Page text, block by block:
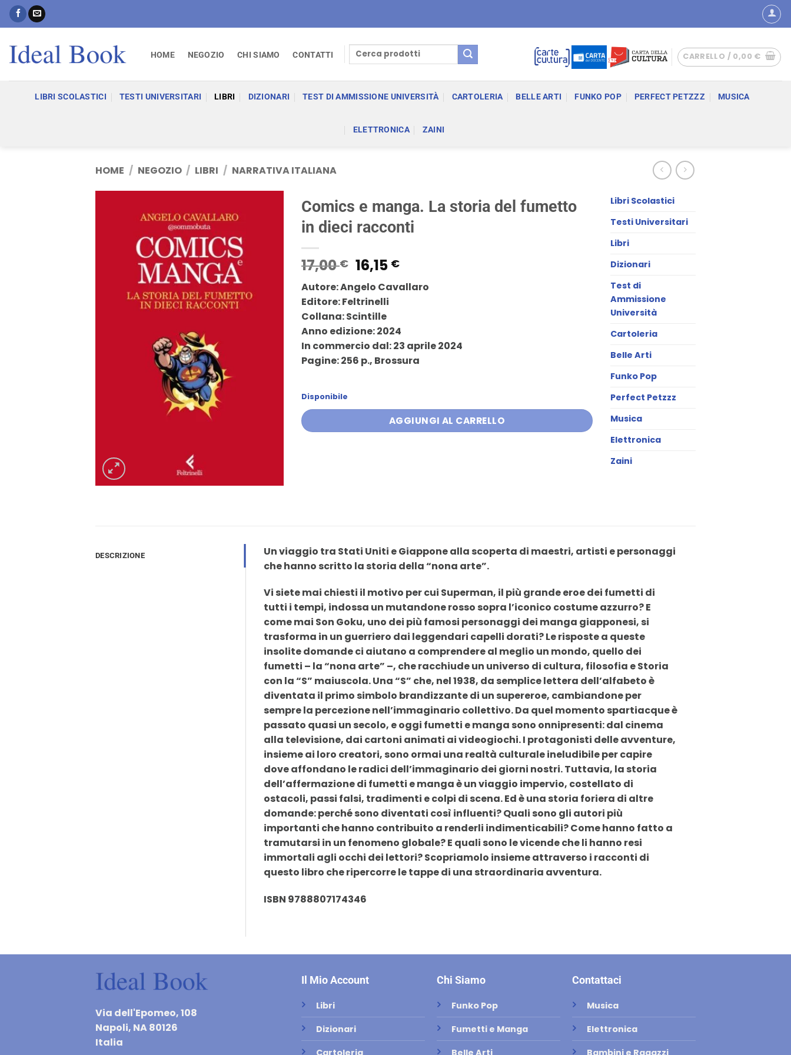
Salta
HOME NEGOZIO CHI SIAMO CONTATTI
Cerca:
CARRELLO / 0,00 €
LIBRI SCOLASTICI TESTI UNIVERSITARI LIBRI DIZIONARI TEST DI AMMISSIONE UNIVERSITÀ CARTOLERIA BELLE ARTI FUNKO POP PERFECT PETZZZ MUSICA
ELETTRONICA ZAINI
HOME / NEGOZIO / LIBRI / NARRATIVA ITALIANA
Comics e manga. La storia del fumetto
in dieci racconti
17,00€ Il
prezzo
originale
era:
17,00 €.
16,15 €Il
prezzo
attuale
Autore: Angelo Cavallaro
Editore: Feltrinelli
Collana: Scintille
Anno edizione: 2024
In commercio dal: 23 aprile 2024
Pagine: 256 p., Brossura
Disponibile
AGGIUNGI AL CARRELLO
Libri Scolastici
Testi Universitari
Libri
Dizionari
Test di
Ammissione
Università
Cartoleria
Belle Arti
Funko Pop
Perfect Petzzz
Musica
Elettronica
Zaini
DESCRIZIONE
Un viaggio tra Stati Uniti e Giappone alla scoperta di maestri, artisti e personaggi
che hanno scritto la storia della “nona arte”.
Vi siete mai chiesti il motivo per cui Superman, il più grande eroe dei fumetti di
tutti i tempi, indossa un mutandone rosso sopra l’iconico costume azzurro? E
come mai Son Goku, uno dei più famosi personaggi dei manga giapponesi, si
trasforma in un guerriero dai leggendari capelli dorati? Le risposte a queste
insolite domande ci aiutano a comprendere al meglio un mondo, quello dei
fumetti – la “nona arte” –, che racchiude un universo di cultura, filosofia e Storia
con la “S” maiuscola. Una “S” che, nel 1938, da semplice lettera dell’alfabeto è
diventata il primo simbolo brandizzante di un supereroe, cambiandone per
sempre la percezione nell’immaginario collettivo. Da quel momento spartiacque è
passato quasi un secolo, e oggi fumetti e manga sono onnipresenti: dal cinema
alla televisione, dai cartoni animati ai videogiochi. I protagonisti delle avventure,
insieme ai loro creatori, sono ormai una realtà culturale ineludibile per capire
dove affondano le radici dell’immaginario dei giorni nostri. Tuttavia, la storia
dell’affermazione di fumetti e manga è un viaggio impervio, costellato di
ostacoli, passi falsi, tradimenti e colpi di scena. Ed è una storia foriera di altre
domande: perché sono diventati così influenti? Quali sono gli autori più
importanti che hanno contribuito a renderli indimenticabili? Come hanno fatto a
tramutarsi in un fenomeno globale? E quali sono le vicende che li hanno resi
immortali agli occhi dei lettori? Scopriamolo insieme attraverso i racconti di
questo libro che ripercorre le tappe di una straordinaria avventura.
ISBN 9788807174346
Via dell'Epomeo, 108
Napoli, NA 80126
Italia
Il Mio Account
Libri
Dizionari
Cartoleria
Chi Siamo
Funko Pop
Fumetti e Manga
Belle Arti
Contattaci
Musica
Elettronica
Bambini e Ragazzi